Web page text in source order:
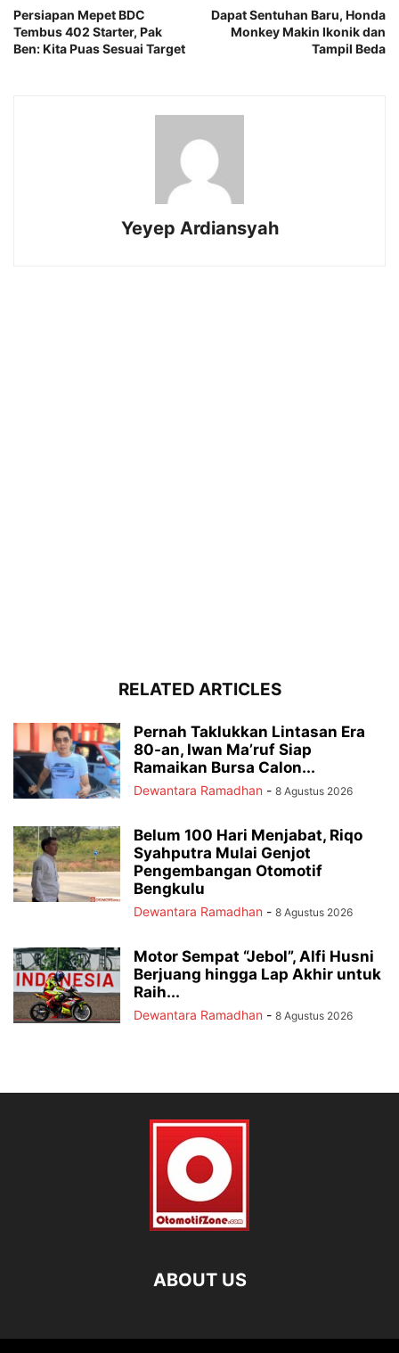
Persiapan Mepet BDC
Tembus 402 Starter, Pak
Ben: Kita Puas Sesuai Target
Dapat Sentuhan Baru, Honda
Monkey Makin Ikonik dan
Tampil Beda
Yeyep Ardiansyah
RELATED ARTICLES
Pernah Taklukkan Lintasan Era
80-an, Iwan Ma’ruf Siap
Ramaikan Bursa Calon...
Dewantara Ramadhan - 8 Agustus 2026
Belum 100 Hari Menjabat, Riqo
Syahputra Mulai Genjot
Pengembangan Otomotif
Bengkulu
Dewantara Ramadhan - 8 Agustus 2026
Motor Sempat “Jebol”, Alfi Husni
Berjuang hingga Lap Akhir untuk
Raih...
Dewantara Ramadhan - 8 Agustus 2026
ABOUT US